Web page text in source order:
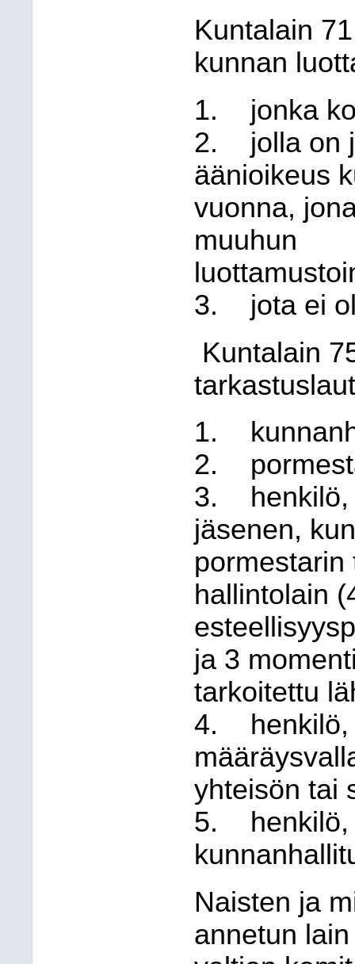
Kuntalain
kunnan
1.
jonka
2.
jolla on
äänioikeus
vuonna,
muuhun
3.
jota ei
Kuntalain
1.
2.
3.
jäsenen,
pormestarin
hallintolain
ja 3
tarkoitettu
4.
yhteisön tai
5.
Naisten ja
annetun